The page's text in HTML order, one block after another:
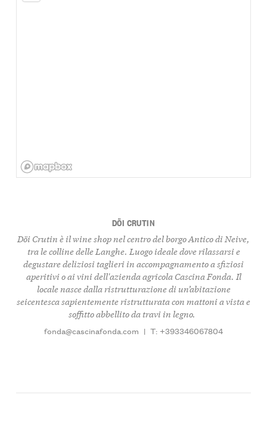
DÖI CRUTIN
Döi Crutin è il wine shop nel centro del borgo Antico di Neive,
tra le colline delle Langhe. Luogo ideale dove rilassarsi e
degustare deliziosi taglieri in accompagnamento a sfiziosi
aperitivi o ai vini dell'azienda agricola Cascina Fonda. Il
locale nasce dalla ristrutturazione di un’abitazione
seicentesca sapientemente ristrutturata con mattoni a vista e
soffitto abbellito da travi in legno.
fonda@cascinafonda.com | T: +393346067804